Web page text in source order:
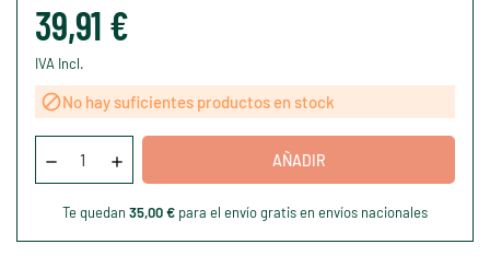
39,91 €
IVA Incl.
No hay suficientes productos en stock
AÑADIR
Te quedan 35,00 € para el envío gratis en envíos nacionales